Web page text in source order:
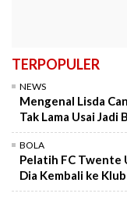
TERPOPULER
NEWS
Mengenal Lisda
Tak Lama Usai Jadi
BOLA
Pelatih FC Twente
Dia Kembali ke